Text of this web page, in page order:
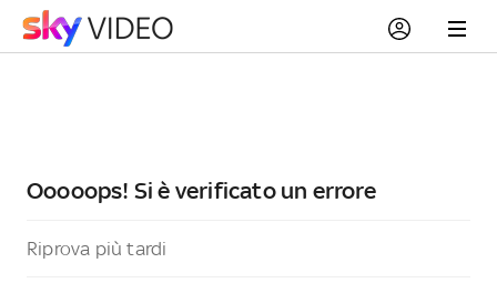
Ooooops! Si è verificato un errore
Riprova più tardi